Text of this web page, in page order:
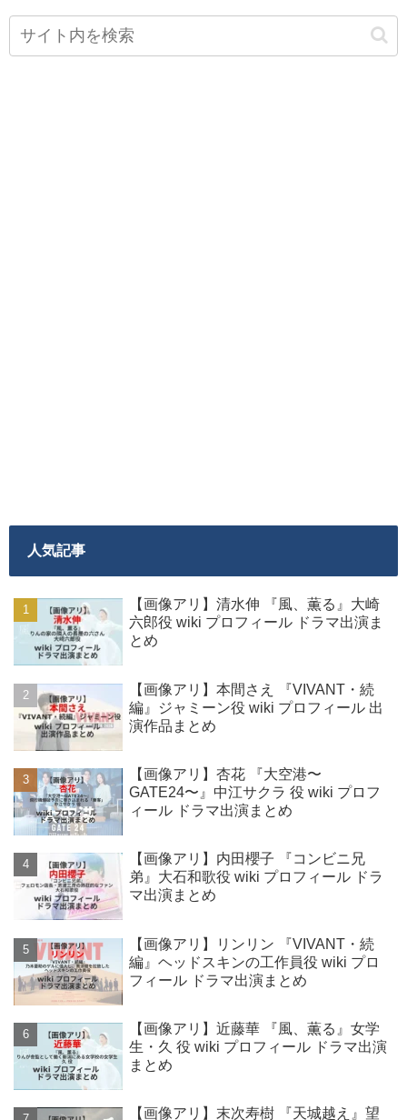
人気記事
【画像アリ】清水伸 『風、薫る』大崎
六郎役 wiki プロフィール ドラマ出演ま
とめ
【画像アリ】本間さえ 『VIVANT・続
編』ジャミーン役 wiki プロフィール 出
演作品まとめ
【画像アリ】杏花 『大空港〜
GATE24〜』中江サクラ 役 wiki プロフ
ィール ドラマ出演まとめ
【画像アリ】内田櫻子 『コンビニ兄
弟』大石和歌役 wiki プロフィール ドラ
マ出演まとめ
【画像アリ】リンリン 『VIVANT・続
編』ヘッドスキンの工作員役 wiki プロ
フィール ドラマ出演まとめ
【画像アリ】近藤華 『風、薫る』女学
生・久 役 wiki プロフィール ドラマ出演
まとめ
【画像アリ】末次寿樹 『天城越え』望